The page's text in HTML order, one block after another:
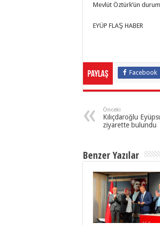
Mevlüt Öztürk’ün
EYÜP FLAŞ HABER
Paylaş Facebook
Önceki
Kılıçdaroğlu
ziyarette bulundu
Benzer Yazılar